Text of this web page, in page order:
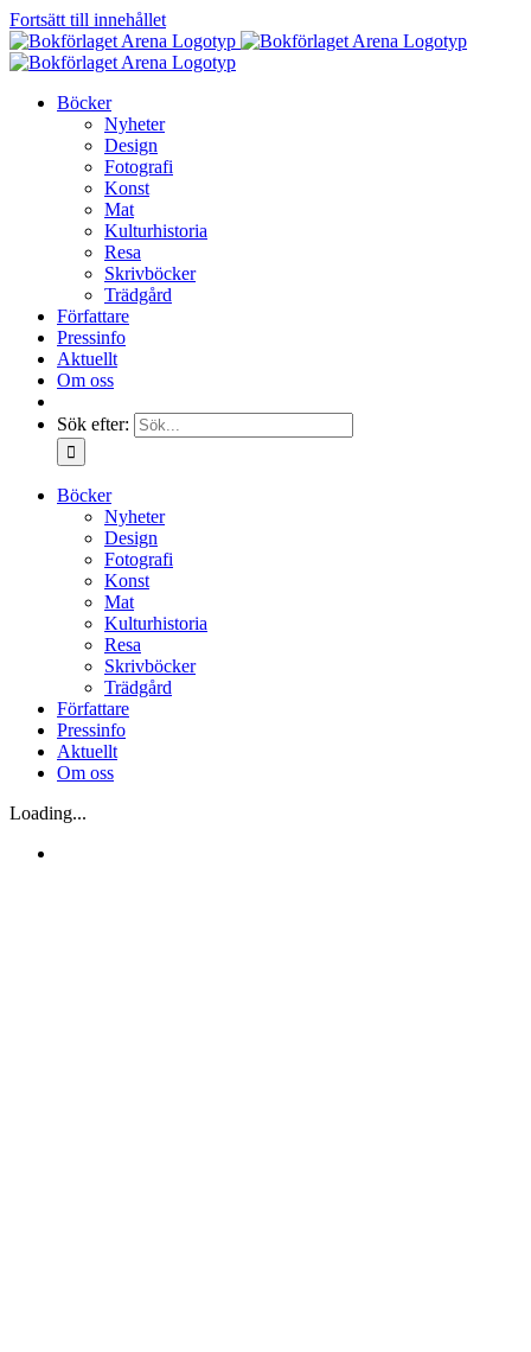
Fortsätt till innehållet
Böcker
Nyheter
Design
Fotografi
Konst
Mat
Kulturhistoria
Resa
Skrivböcker
Trädgård
Författare
Pressinfo
Aktuellt
Om oss
Sök efter:
Böcker
Nyheter
Design
Fotografi
Konst
Mat
Kulturhistoria
Resa
Skrivböcker
Trädgård
Författare
Pressinfo
Aktuellt
Om oss
Loading...